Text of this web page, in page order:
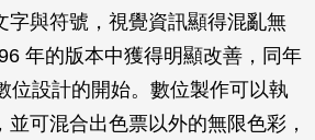
字與符號，視覺資訊顯得混亂無
年的版本中獲得明顯改善，同年
位設計的開始。數位製作可以執
可混合出色票以外的無限色彩，